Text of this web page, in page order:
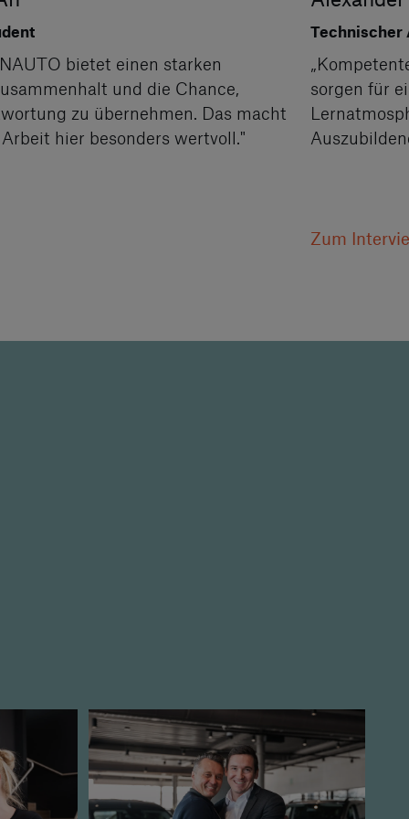
bietet einen starken
und die Chance,
zu übernehmen. Das macht
hier besonders wertvoll."
Technischer
sorgen für
Zum